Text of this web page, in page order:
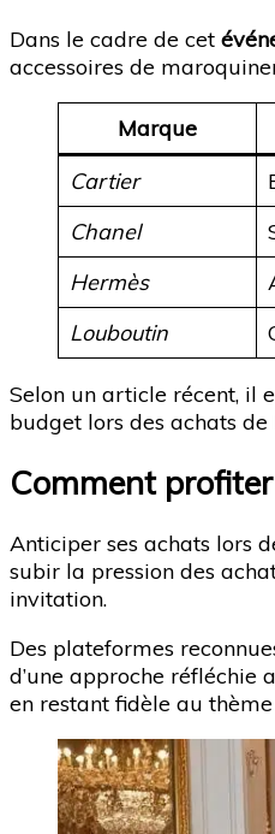
Dans le cadre de cet
accessoires de
Marque
Cartier
Chanel
Hermès
Louboutin
Selon un article récent, il
budget lors des achats de
Comment
Anticiper ses achats lors
subir la pression des
invitation.
Des plateformes
d’une approche
en restant fidèle au